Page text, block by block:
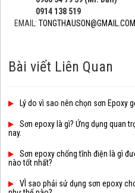
0914 138 519
EMAIL:TONGTHAUSON@GMAIL.COM
Bài viết Liên Quan
Lý do vì sao nên chọn sơn Epoxy
Sơn epoxy là gì? Ứng dụng quan
nay.
Sơn epoxy chống tĩnh điện là gì
nào tốt nhất?
VÌ sao phải sử dụng sơn epoxy